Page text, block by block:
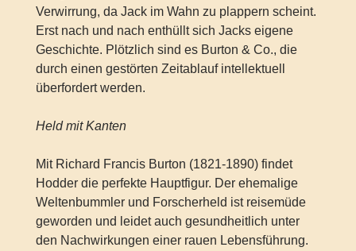
Verwirrung, da Jack im Wahn zu plappern scheint.
Erst nach und nach enthüllt sich Jacks eigene
Geschichte. Plötzlich sind es Burton & Co., die
durch einen gestörten Zeitablauf intellektuell
überfordert werden.
Held mit Kanten
Mit Richard Francis Burton (1821-1890) findet
Hodder die perfekte Hauptfigur. Der ehemalige
Weltenbummler und Forscherheld ist reisemüde
geworden und leidet auch gesundheitlich unter
den Nachwirkungen einer rauen Lebensführung.